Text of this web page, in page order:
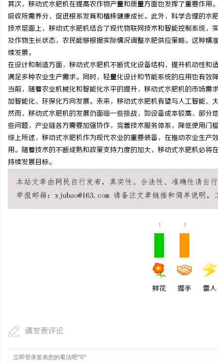
其次，移动式水肥机在提高农作物产量和质量方面也发挥了重要作
吸收所需养分，促进根系发育和植株健康成长。此外，科学合理的水
技术层面上，移动式水肥机结合了现代物联网技术和智能控制系统
及作物生长状态，农民能够根据实际情况调整水肥供应策略。这种
续发展。
在设计和制造方面，移动式水肥机不断优化设备结构，提升机动性
满足多种农业生产需求。同时，轻量化设计和节能系统的应用也有效
当前，随着农业机械化和智能化水平的提升，移动式水肥机的市场
加智能化、环保化方向发展。未来，移动式水肥机有望与人工智能、
然而，移动式水肥机的发展仍面临一些挑战，如设备成本较高、部
些问题，产业链各方需要加强协作，完善技术服务体系，降低使用门
综上所述，移动式水肥机作为现代农业的重要装备，在推动农业生
用。随着技术的不断成熟和政策支持力度的加大，移动式水肥机必
持续发展目标。
1
鲜花
1
握手 雷人
请发表评论
武汉配眼镜 上海配眼镜